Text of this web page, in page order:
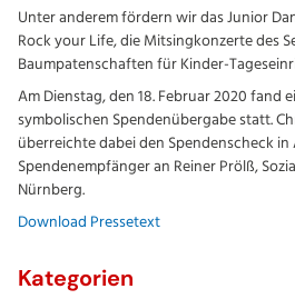
Unter anderem fördern wir das Junior
Rock your Life, die Mitsingkonzerte des
Baumpatenschaften für Kinder-
Am Dienstag, den 18. Februar 2020 fand
symbolischen Spendenübergabe statt.
überreichte dabei den Spendenscheck
Spendenempfänger an Reiner Prölß,
Nürnberg.
Download Pressetext
Kategorien